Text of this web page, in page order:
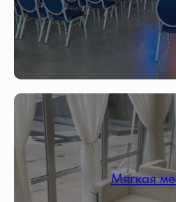
Мягкая